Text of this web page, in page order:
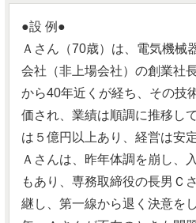
●設 例●
Ａさん（70歳）は、電気機械
会社（非上場会社）の創業社
から40年近くが経ち、その技
価され、業績は順調に推移し
は５億円以上あり、経営は安
Ａさんは、昨年体調を崩し、
もあり、専務取締役の長男Ｃ
継し、第一線から退く決意を